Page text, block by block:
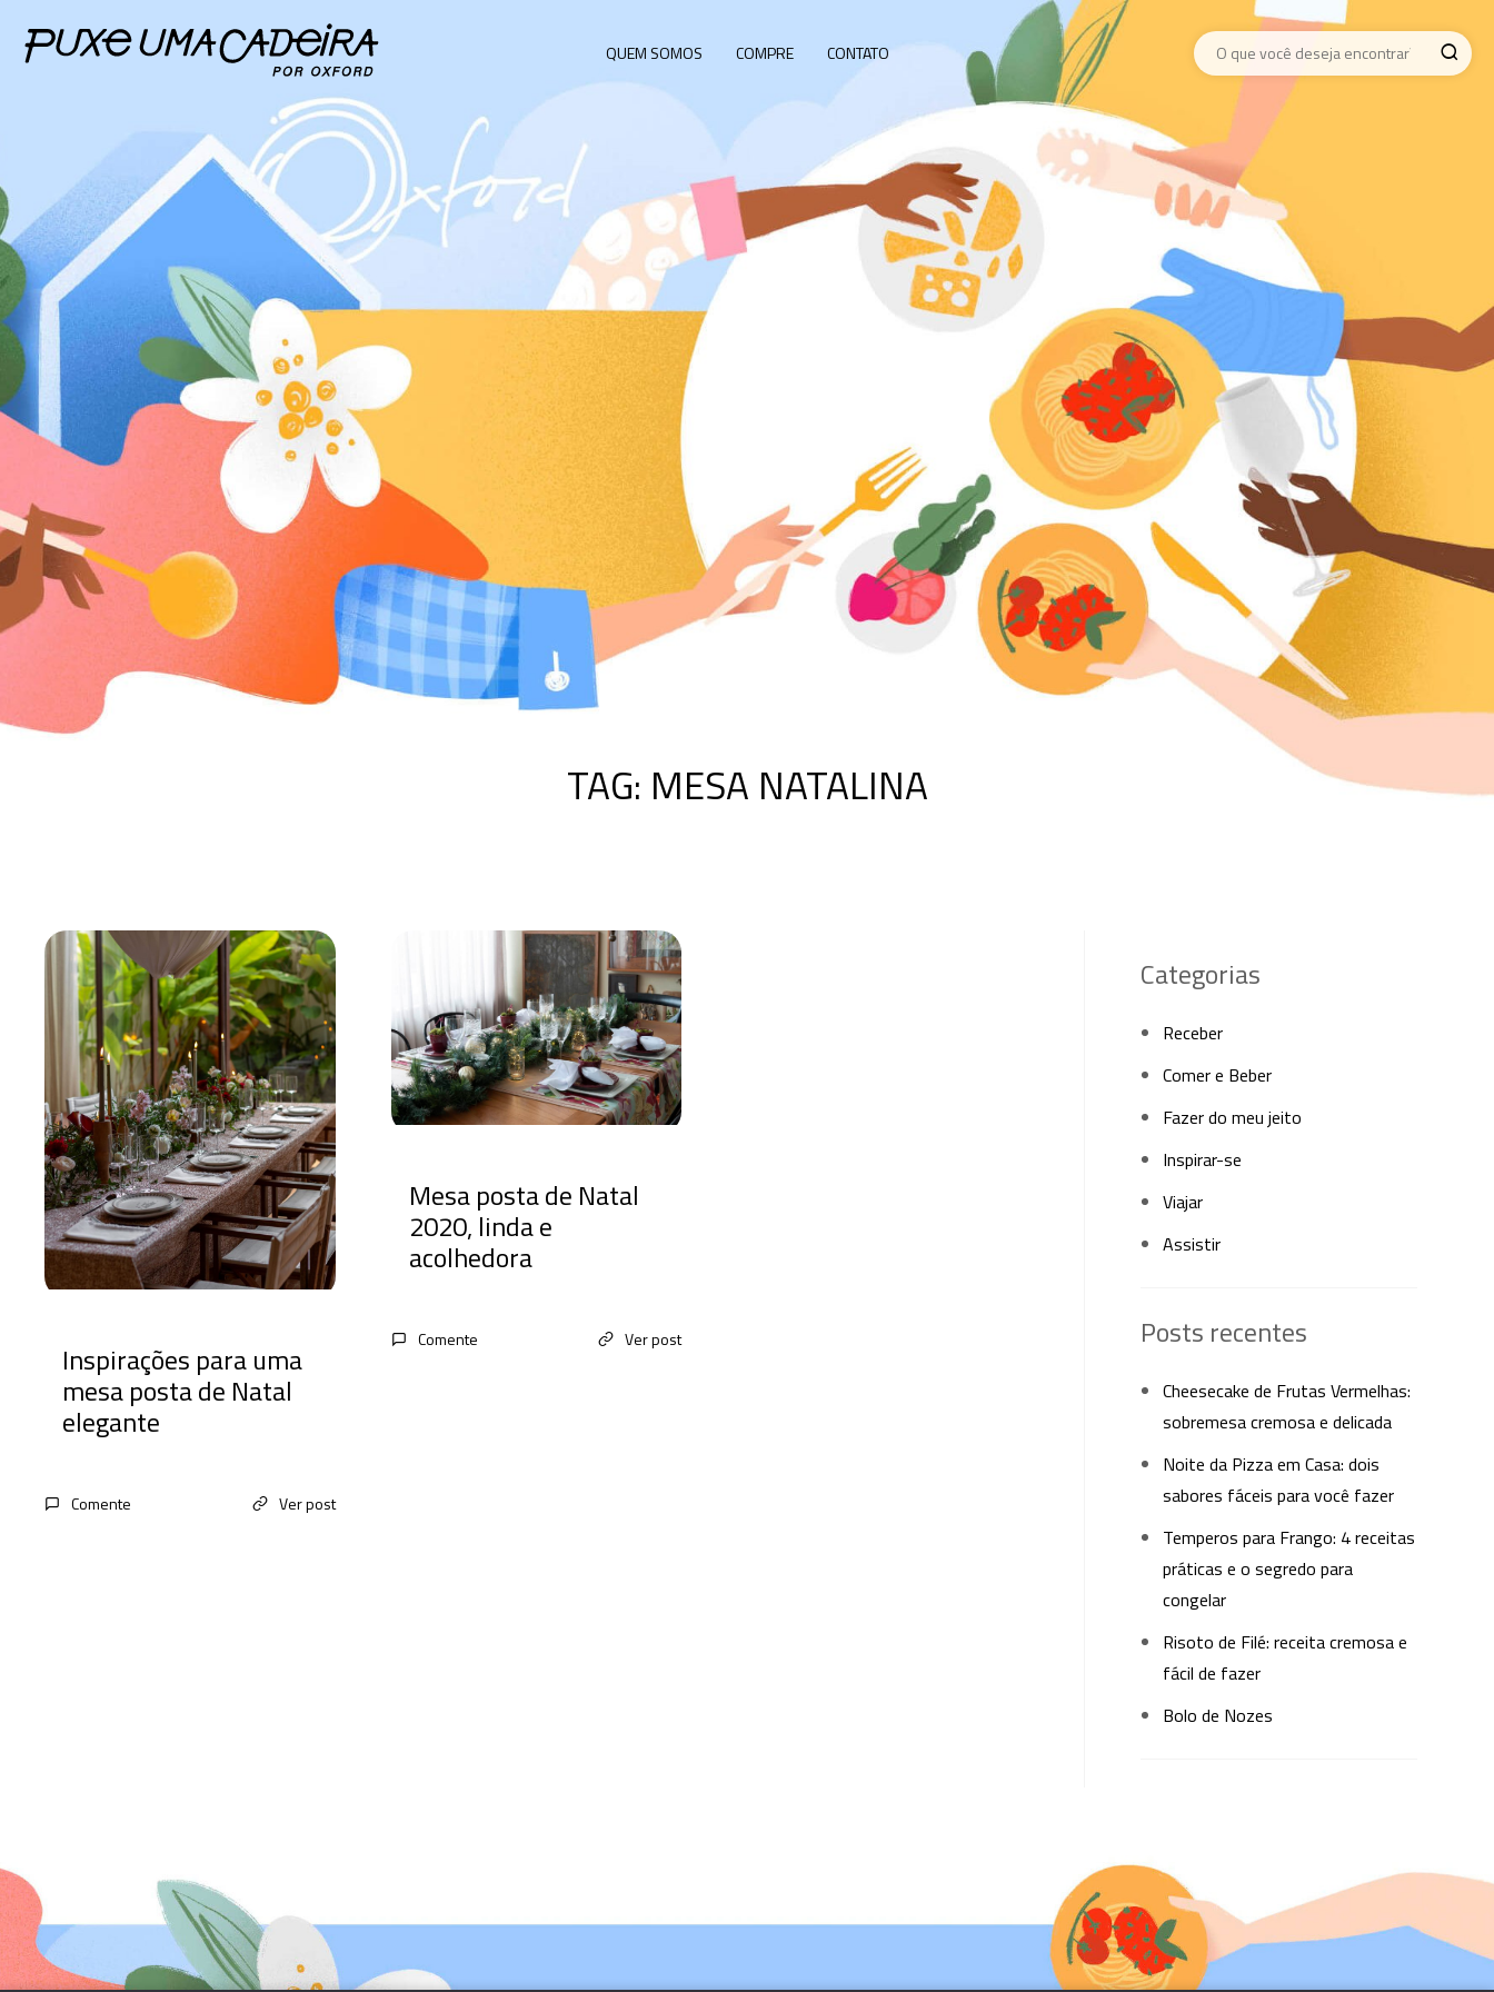
QUEM SOMOS COMPRE CONTATO
TAG: MESA NATALINA
Inspirações para uma
mesa posta de Natal
elegante
Comente Ver post
Mesa posta de Natal
2020, linda e
acolhedora
Comente Ver post
Categorias
Receber
Comer e Beber
Fazer do meu jeito
Inspirar-se
Viajar
Assistir
Posts recentes
Cheesecake de Frutas Vermelhas:
sobremesa cremosa e delicada
Noite da Pizza em Casa: dois
sabores fáceis para você fazer
Temperos para Frango: 4 receitas
práticas e o segredo para
congelar
Risoto de Filé: receita cremosa e
fácil de fazer
Bolo de Nozes